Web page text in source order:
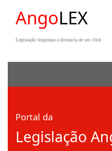
AngoLEX
Legislação Angolana a distancia de um click
Portal da
Legislação